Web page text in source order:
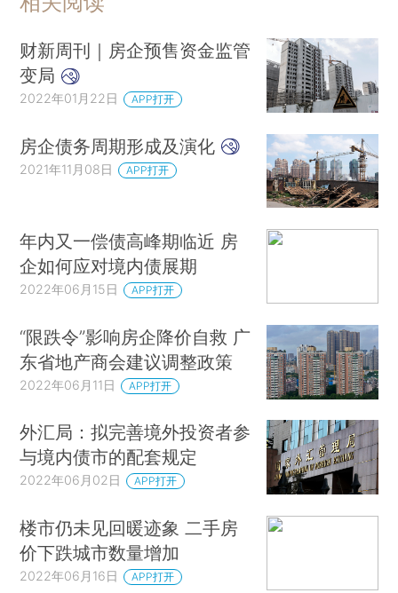
财新周刊｜房企预售资金监管
变局
2022年01月22日 APP打开
房企债务周期形成及演化
2021年11月08日 APP打开
年内又一偿债高峰期临近 房
企如何应对境内债展期
2022年06月15日 APP打开
“限跌令”影响房企降价自救 广
东省地产商会建议调整政策
2022年06月11日 APP打开
外汇局：拟完善境外投资者参
与境内债市的配套规定
2022年06月02日 APP打开
楼市仍未见回暖迹象 二手房
价下跌城市数量增加
2022年06月16日 APP打开